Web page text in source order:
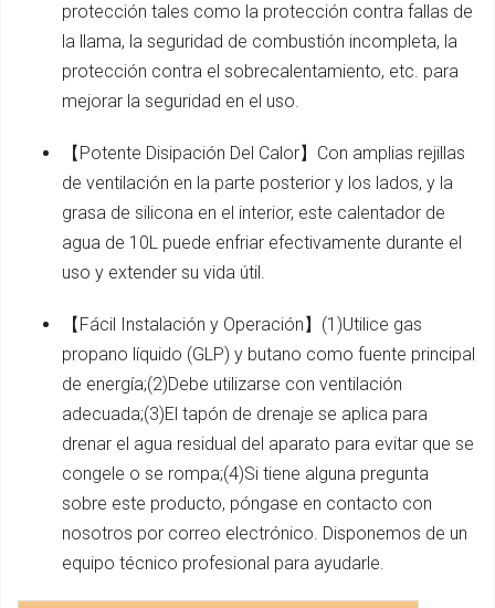
protección tales como la protección contra fallas de
la llama, la seguridad de combustión incompleta, la
protección contra el sobrecalentamiento, etc. para
mejorar la seguridad en el uso.
【Potente Disipación Del Calor】Con amplias rejillas
de ventilación en la parte posterior y los lados, y la
grasa de silicona en el interior, este calentador de
agua de 10L puede enfriar efectivamente durante el
uso y extender su vida útil.
【Fácil Instalación y Operación】(1)Utilice gas
propano líquido (GLP) y butano como fuente principal
de energía;(2)Debe utilizarse con ventilación
adecuada;(3)El tapón de drenaje se aplica para
drenar el agua residual del aparato para evitar que se
congele o se rompa;(4)Si tiene alguna pregunta
sobre este producto, póngase en contacto con
nosotros por correo electrónico. Disponemos de un
equipo técnico profesional para ayudarle.